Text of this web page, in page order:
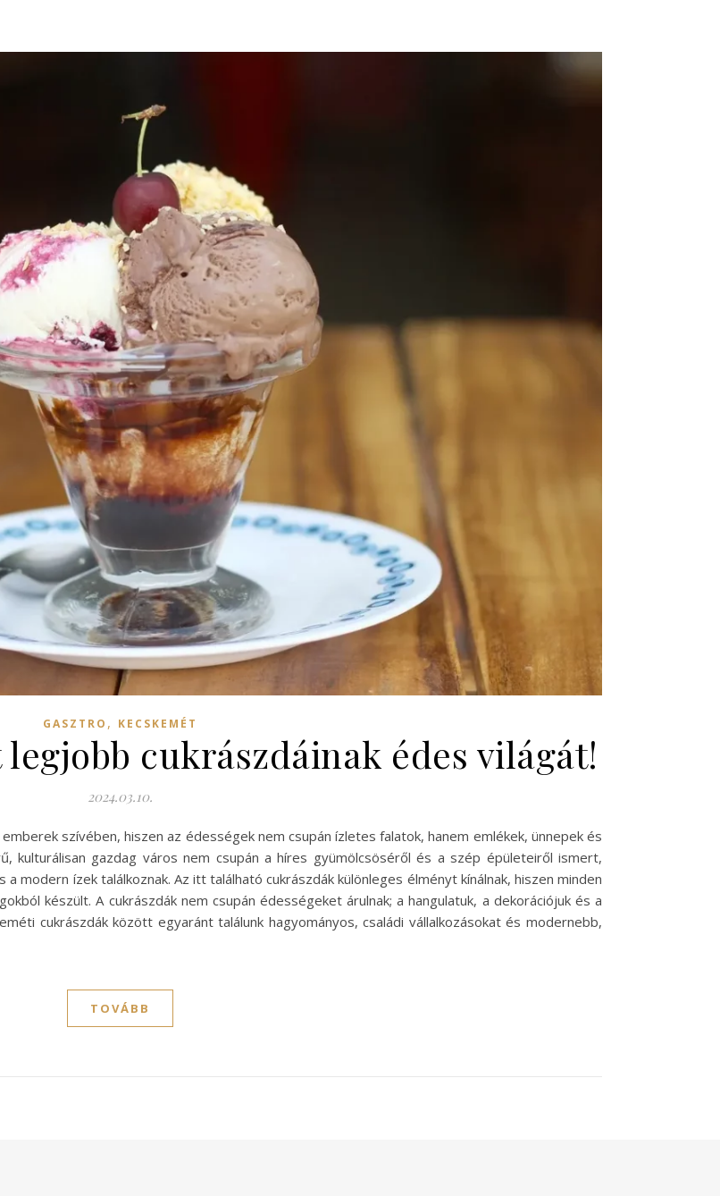
GASZTRO , KECSKEMÉT
cukrászdáinak édes világát!
2024.03.10.
szívében, hiszen az édességek nem csupán ízletes falatok, hanem emlékek, ünnepek és
kulturálisan gazdag város nem csupán a híres gyümölcsöséről és a szép épületeiről ismert,
modern ízek találkoznak. Az itt található cukrászdák különleges élményt kínálnak, hiszen minden
készült. A cukrászdák nem csupán édességeket árulnak; a hangulatuk, a dekorációjuk és a
cukrászdák között egyaránt találunk hagyományos, családi vállalkozásokat és modernebb,
TOVÁBB